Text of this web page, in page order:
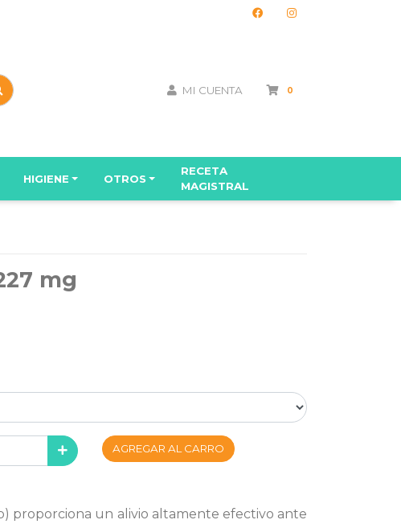
MI CUENTA 0
HIGIENE OTROS
RECETA
MAGISTRAL
mg
AGREGAR AL CARRO
proporciona un alivio altamente efectivo ante